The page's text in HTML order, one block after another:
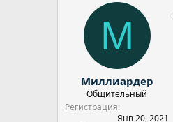
М
Миллиардер
Общительный
Регистрация
Янв 20, 2021